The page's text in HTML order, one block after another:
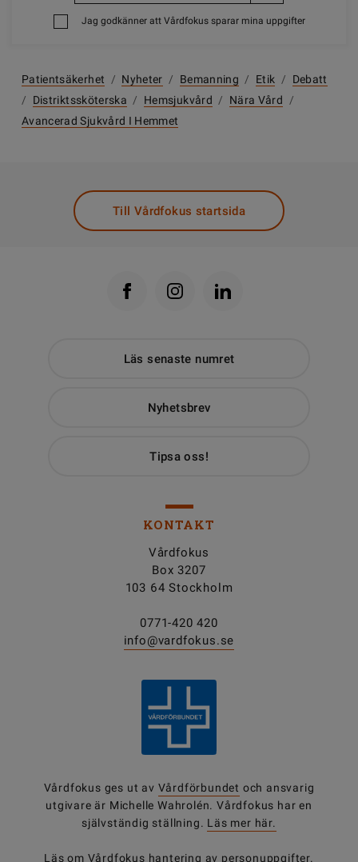
Jag godkänner att Vårdfokus sparar mina uppgifter
Patientsäkerhet / Nyheter / Bemanning / Etik /
Debatt
/
Distriktssköterska / Hemsjukvård / Nära Vård
/
Avancerad Sjukvård I Hemmet
Till Vårdfokus startsida
Läs senaste numret
Nyhetsbrev
Tipsa oss!
KONTAKT
Vårdfokus
Box 3207
103 64 Stockholm
0771-420 420
info@vardfokus.se
Vårdfokus ges ut av Vårdförbundet och ansvarig
utgivare är Michelle Wahrolén. Vårdfokus har en
självständig ställning. Läs mer här.
Läs om Vårdfokus hantering av personuppgifter.